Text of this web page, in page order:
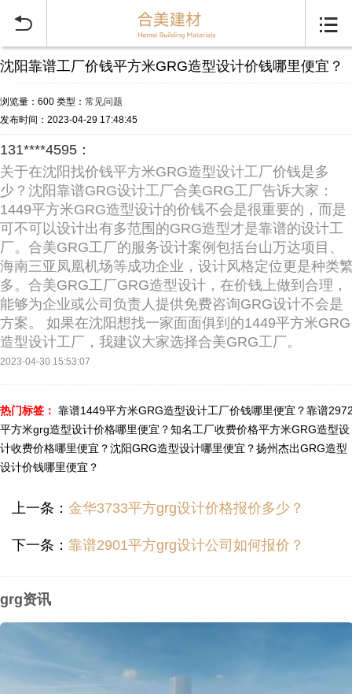
 
沈阳靠谱工厂价钱平方米GRG造型设计价钱哪里便宜？
浏览量：600 类型： 常见问题
发布时间：2023-04-29 17:48:45
131****4595：
关于在沈阳找价钱平方米GRG造型设计工厂价钱是多
少？沈阳靠谱GRG设计工厂合美GRG工厂告诉大家：
1449平方米GRG造型设计的价钱不会是很重要的，而是
可不可以设计出有多范围的GRG造型才是靠谱的设计工
厂。合美GRG工厂的服务设计案例包括台山万达项目、
海南三亚凤凰机场等成功企业，设计风格定位更是种类
多。合美GRG工厂GRG造型设计，在价钱上做到合理，
能够为企业或公司负责人提供免费咨询GRG设计不会是
方案。 如果在沈阳想找一家面面俱到的1449平方米GRG
造型设计工厂，我建议大家选择合美GRG工厂。
2023-04-30 15:53:07
热门标签： 靠谱1449平方米GRG造型设计工厂价钱哪里便宜？靠谱
平方米grg造型设计价格哪里便宜？知名工厂收费价格平方米GRG造型设
计收费价格哪里便宜？沈阳GRG造型设计哪里便宜？扬州杰出GRG造型
设计价钱哪里便宜？
上一条： 金华3733平方grg设计价格报价多少？
下一条： 靠谱2901平方grg设计公司如何报价？
grg资讯